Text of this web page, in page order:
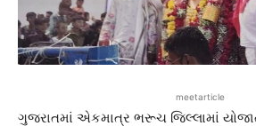
meetarticle
ગુજરાતમાં એકમાત્ર ભરૂચ જિલ્લામાં